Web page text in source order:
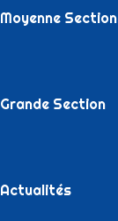
Moyenne Section
Grande Section
Actualités